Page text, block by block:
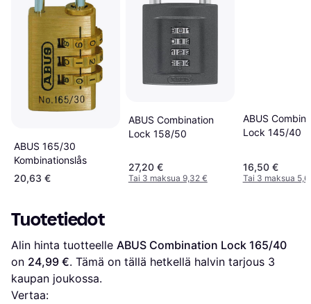
ABUS 165/30
Kombinationslås
20,63 €
ABUS Combination
Lock 158/50
27,20 €
Tai 3 maksua 9,32 €
ABUS
Lock 145/40
16,50 €
Tai 3 maksua
Tuotetiedot
Alin hinta tuotteelle ABUS Combination Lock 165/40
on 24,99 €. Tämä on tällä hetkellä halvin tarjous 3
kaupan joukossa.
Vertaa: